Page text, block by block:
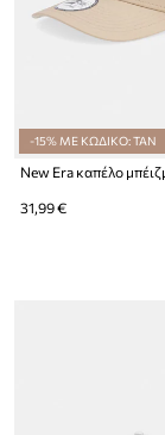
-15% ΜΕ ΚΩΔΙΚΟ: TAN
31,99 €